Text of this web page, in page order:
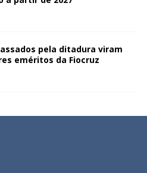
pela ditadura viram
eméritos da Fiocruz